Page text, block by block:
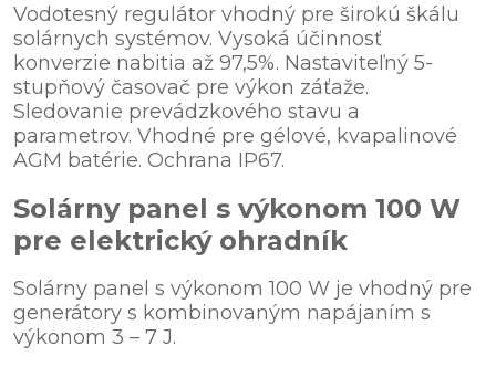
Vodotesný regulátor vhodný pre širokú škálu
solárnych systémov. Vysoká účinnosť
konverzie nabitia až 97,5%. Nastaviteľný 5-
stupňový časovač pre výkon záťaže.
Sledovanie prevádzkového stavu a
parametrov. Vhodné pre gélové, kvapalinové
AGM batérie. Ochrana IP67.
Solárny panel s výkonom 100 W
pre elektrický ohradník
Solárny panel s výkonom 100 W je vhodný pre
generátory s kombinovaným napájaním s
výkonom 3 – 7 J.